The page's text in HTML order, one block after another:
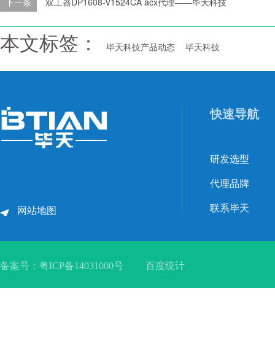
本文标签： 毕天科技产品动态 毕天科技
网站地图
快速导航
研发选型
代理品牌
联系毕天
备案号： 粤ICP备14031000号 百度统计